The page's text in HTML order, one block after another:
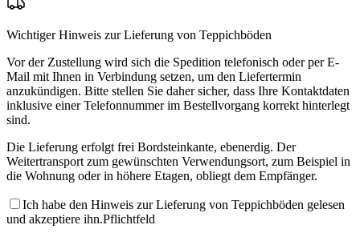
Wichtiger Hinweis zur Lieferung von Teppichböden
Vor der Zustellung wird sich die Spedition telefonisch oder per E-
Mail mit Ihnen in Verbindung setzen, um den Liefertermin
anzukündigen. Bitte stellen Sie daher sicher, dass Ihre Kontaktdaten
inklusive einer Telefonnummer im Bestellvorgang korrekt hinterlegt
sind.
Die Lieferung erfolgt frei Bordsteinkante, ebenerdig. Der
Weitertransport zum gewünschten Verwendungsort, zum Beispiel in
die Wohnung oder in höhere Etagen, obliegt dem Empfänger.
Ich habe den Hinweis zur Lieferung von Teppichböden gelesen
und akzeptiere ihn.Pflichtfeld